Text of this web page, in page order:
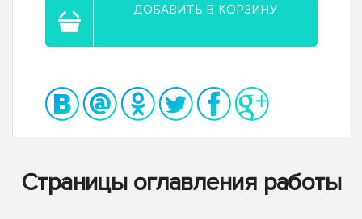
ДОБАВИТЬ В КОРЗИНУ
Страницы оглавления работы